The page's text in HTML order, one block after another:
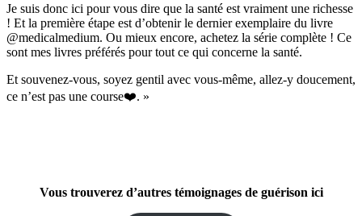
Je suis donc ici pour vous dire que la santé est vraiment une richesse
! Et la première étape est d’obtenir le dernier exemplaire du livre
@medicalmedium. Ou mieux encore, achetez la série complète ! Ce
sont mes livres préférés pour tout ce qui concerne la santé.
Et souvenez-vous, soyez gentil avec vous-même, allez-y doucement,
ce n’est pas une course❤️. »
Vous trouverez d’autres témoignages de guérison ici